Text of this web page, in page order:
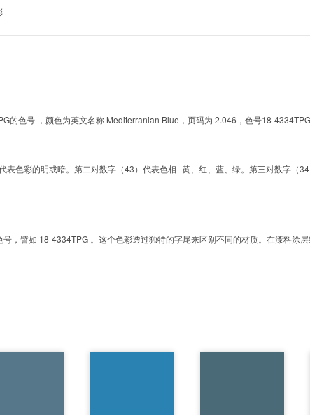
的色号 ，颜色为英文名称 Mediterranian Blue，页码为 2.046，色号18-
色彩的明或暗。第二对数字（43）代表色相--黄、红、蓝、绿。第三对数字（
，譬如 18-4334TPG 。这个色彩透过独特的字尾来区别不同的材质。在漆料